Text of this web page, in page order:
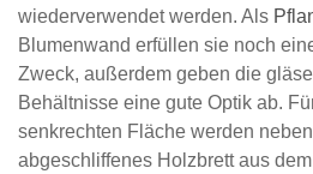
wiederverwendet werden. Als
Blumenwand erfüllen sie noch
Zweck, außerdem geben die
Behältnisse eine gute Optik ab.
senkrechten Fläche werden
abgeschliffenes Holzbrett aus